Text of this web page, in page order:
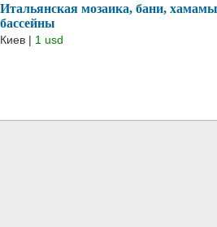
Итальянская мозаика, бани,
бассейны
Киев | 1 usd